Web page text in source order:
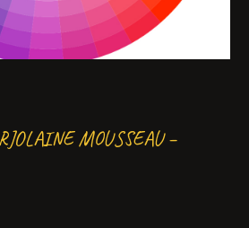
MOUSSEAU –